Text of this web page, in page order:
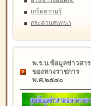
เกร็ดความรู้
กระดานสนทนา
พ.ร.บ.ข้อมูลข่าวสาร
ของทางราชการ
พ.ศ.๒๕๔๐